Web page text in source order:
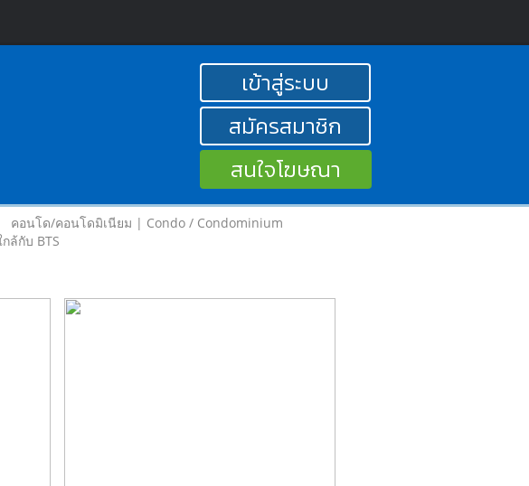
เข้าสู่ระบบ
สมัครสมาชิก
สนใจโฆษณา
คอนโด/คอนโดมิเนียม | Condo / Condominium
ล้กับ BTS